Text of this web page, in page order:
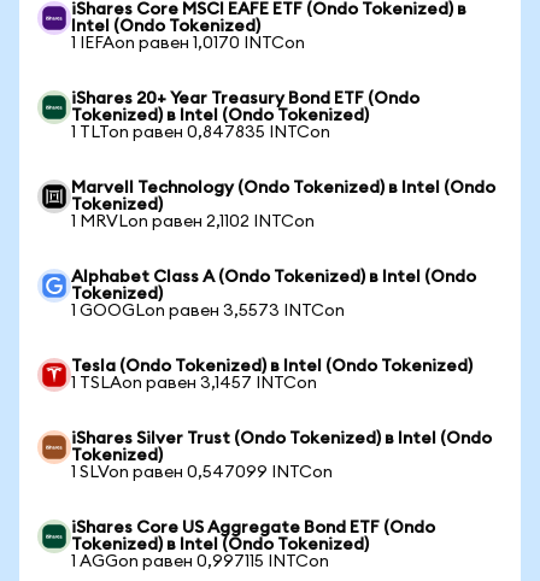
iShares Core MSCI EAFE ETF (Ondo Tokenized) в
Intel (Ondo Tokenized)
1 IEFAon равен 1,0170 INTCon
iShares 20+ Year Treasury Bond ETF (Ondo
Tokenized) в Intel (Ondo Tokenized)
1 TLTon равен 0,847835 INTCon
Marvell Technology (Ondo Tokenized) в Intel (Ondo
Tokenized)
1 MRVLon равен 2,1102 INTCon
Alphabet Class A (Ondo Tokenized) в Intel (Ondo
Tokenized)
1 GOOGLon равен 3,5573 INTCon
Tesla (Ondo Tokenized) в Intel (Ondo Tokenized)
1 TSLAon равен 3,1457 INTCon
iShares Silver Trust (Ondo Tokenized) в Intel (Ondo
Tokenized)
1 SLVon равен 0,547099 INTCon
iShares Core US Aggregate Bond ETF (Ondo
Tokenized) в Intel (Ondo Tokenized)
1 AGGon равен 0,997115 INTCon